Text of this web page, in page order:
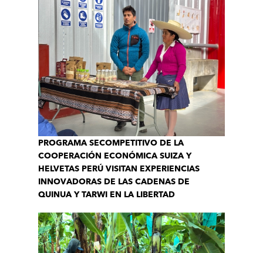
PROGRAMA SECOMPETITIVO DE LA
COOPERACIÓN ECONÓMICA SUIZA Y
HELVETAS PERÚ VISITAN EXPERIENCIAS
INNOVADORAS DE LAS CADENAS DE
QUINUA Y TARWI EN LA LIBERTAD